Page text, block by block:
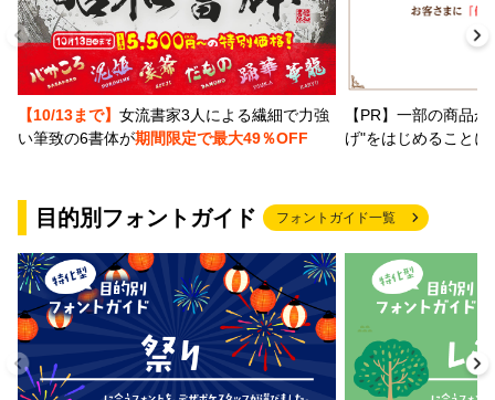
【10/13まで】 女流書家3人による繊細で力強
い筆致の6書体が期間限定で最大49％OFF
【PR】一部の商品
げ"をはじめること
目的別フォントガイド フォントガイド一覧